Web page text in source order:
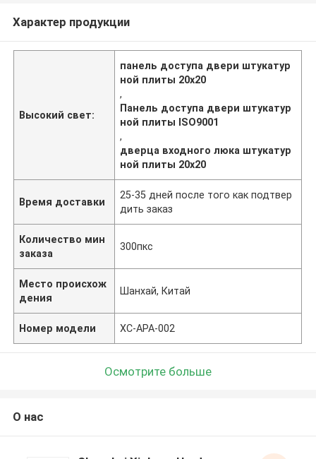
Характер продукции
Высокий свет:
панель доступа двери штукатур
ной плиты 20x20
,
Панель доступа двери штукатур
ной плиты ISO9001
,
дверца входного люка штукатур
ной плиты 20x20
Время доставки
25-35 дней после того как подтвер
дить заказ
Количество мин
заказа
300пкс
Место происхож
дения
Шанхай, Китай
Номер модели XC-APA-002
Осмотрите больше
О нас